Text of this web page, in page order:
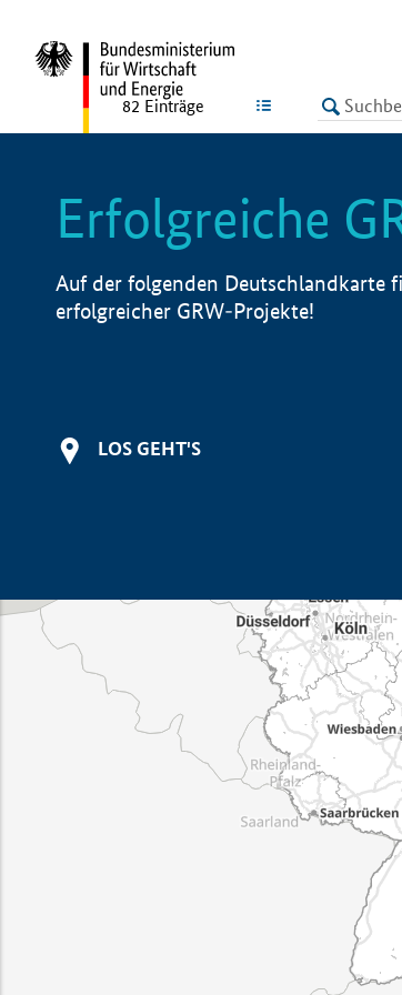
LISTE
82 Einträge
Erfolgreiche
Auf der folgenden Deutschlandkarte
erfolgreicher GRW-Projekte!
LOS GEHT'S